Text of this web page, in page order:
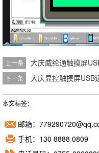
上一条 大庆威纶通触摸屏
下一条 大庆显控触摸屏USB
本文标签：
邮箱：
手机：130 8888 0809